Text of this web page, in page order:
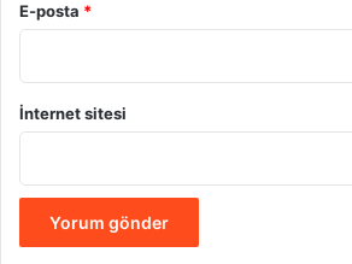
E-posta *
İnternet sitesi